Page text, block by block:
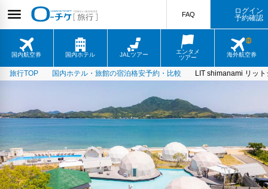
国内航空券 国内ホテル JALツアー
エンタメ
ツアー
海外航空券
FAQ
ログイン
予約確認
旅行TOP 国内ホテル・旅館の宿泊格安予約・比較 LIT shimanami リッ